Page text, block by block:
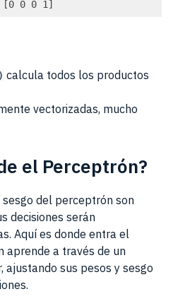
0 0 1]
calcula todos los productos
vectorizadas, mucho
el Perceptrón?
del perceptrón son
decisiones serán
Aquí es donde entra el
aprende a través de un
ajustando sus pesos y sesgo